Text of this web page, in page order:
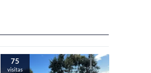
75
visitas